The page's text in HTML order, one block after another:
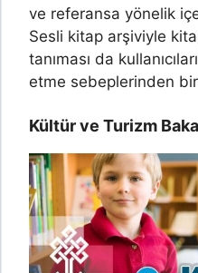
ve referansa yönelik
Sesli kitap arşiviyle
tanıması da
etme sebeplerinden
Kültür ve Turizm